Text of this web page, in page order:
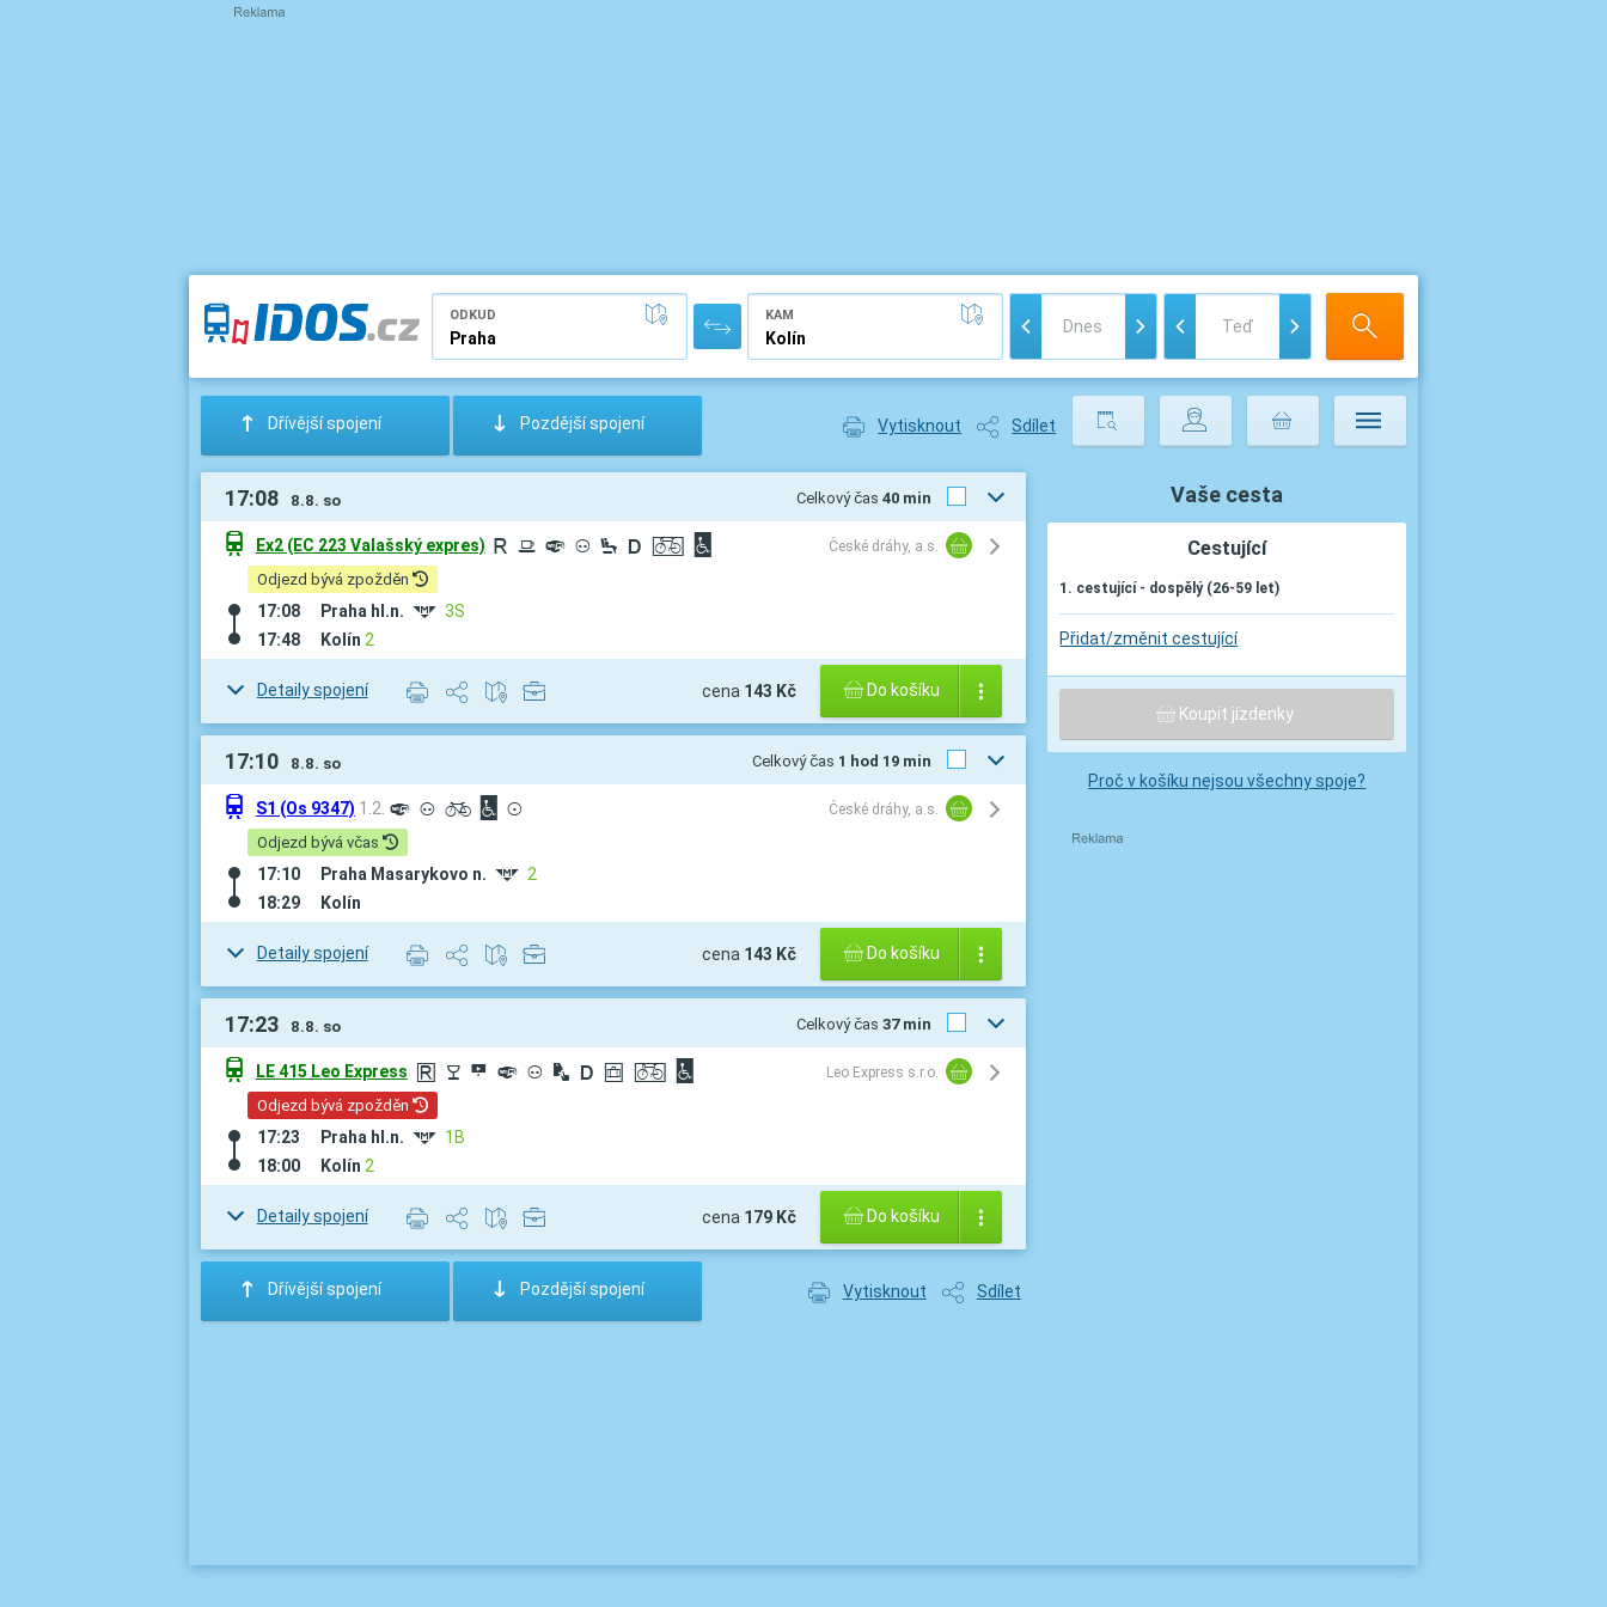
ODKUD KAM
: Dřívější spojení ; Pozdější spojení Vytisknout Sdílet
17:08 8.8. so Celkový čas 40 min
û Ex2 (EC 223 Valašský expres) R ¶ º ³ ¼ ® ª © České dráhy, a.s.
Odjezd bývá zpožděn
17:08 Praha hl.n. # 3S
17:48
Kolín 2
Detaily spojení cena 143 Kč Do košíku
17:10 8.8. so Celkový čas 1 hod 19 min
û S1 (Os 9347) 1.2. º ³ L © v České dráhy, a.s.
Odjezd bývá včas
17:10 Praha Masarykovo n. # 2
18:29
Kolín
Detaily spojení cena 143 Kč Do košíku
17:23 8.8. so Celkový čas 37 min
û LE 415 Leo Express r Q ¾ º ³ ½ ® ¯ ª © Leo Express s.r.o.
Odjezd bývá zpožděn
17:23 Praha hl.n. # 1B
18:00
Kolín 2
Detaily spojení cena 179 Kč Do košíku
: Dřívější spojení ; Pozdější spojení Vytisknout Sdílet
Vaše cesta
Cestující
1. cestující - dospělý (26-59 let)
Přidat/změnit cestující
Koupit jízdenky
Proč v košíku nejsou všechny spoje?